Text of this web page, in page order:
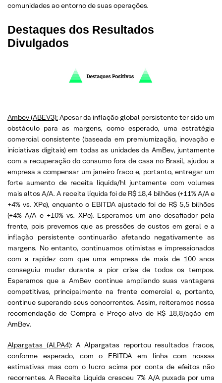
comunidades ao entorno de suas operações.
Destaques dos Resultados
Divulgados
Ambev (ABEV3): Apesar da inflação global persistente ter sido um
obstáculo para as margens, como esperado, uma estratégia
comercial consistente (baseada em premiumização, inovação e
iniciativas digitais) em todas as unidades da AmBev, juntamente
com a recuperação do consumo fora de casa no Brasil, ajudou a
empresa a compensar um janeiro fraco e, portanto, entregar um
forte aumento de receita líquida/hl juntamente com volumes
mais altos A/A. A receita líquida foi de R$ 18,4 bilhões (+11% A/A e
+4% vs. XPe), enquanto o EBITDA ajustado foi de R$ 5,5 bilhões
(+4% A/A e +10% vs. XPe). Esperamos um ano desafiador pela
frente, pois prevemos que as pressões de custos em geral e a
inflação persistente continuarão afetando negativamente as
margens. No entanto, continuamos otimistas e impressionados
com a rapidez com que uma empresa de mais de 100 anos
conseguiu mudar durante a pior crise de todos os tempos.
Esperamos que a AmBev continue ampliando suas vantagens
competitivas, principalmente na frente comercial e, portanto,
continue superando seus concorrentes. Assim, reiteramos nossa
recomendação de Compra e Preço-alvo de R$ 18,8/ação em
AmBev.
Alpargatas (ALPA4): A Alpargatas reportou resultados fracos,
conforme esperado, com o EBITDA em linha com nossas
estimativas mas com o lucro acima por conta de efeitos não
recorrentes. A Receita Líquida cresceu 7% A/A puxada por uma